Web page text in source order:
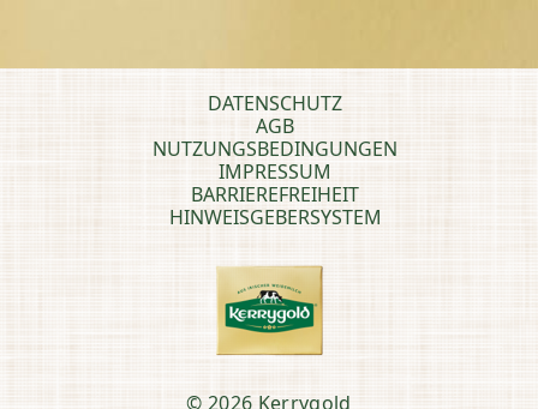
DATENSCHUTZ
AGB
NUTZUNGSBEDINGUNGEN
IMPRESSUM
BARRIEREFREIHEIT
HINWEISGEBERSYSTEM
© 2026 Kerrygold